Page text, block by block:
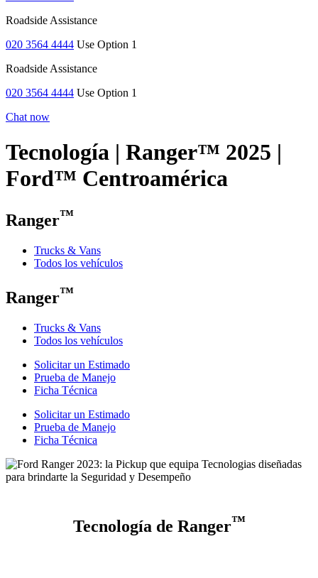
Roadside Assistance
020 3564 4444 Use Option 1
Roadside Assistance
020 3564 4444 Use Option 1
Chat now
Tecnología | Ranger™ 2025 |
Ford™ Centroamérica
Ranger™
Trucks & Vans
Todos los vehículos
Ranger™
Trucks & Vans
Todos los vehículos
Solicitar un Estimado
Prueba de Manejo
Ficha Técnica
Solicitar un Estimado
Prueba de Manejo
Ficha Técnica
Tecnología de Ranger™